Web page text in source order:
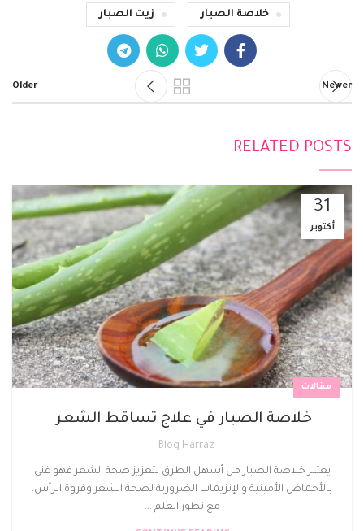
خلاصة الصبار زيت الصبار
Newer
Older
RELATED POSTS
31
أكتوبر
مقالات
خلاصة الصبار في علاج تساقط الشعر
Blog Harraz
يعتبر خلاصة الصبار من أسهل الطرق لتعزيز صحة الشعر فهو غني
بالأحماض الأمينية والإنزيمات الضرورية لصحة الشعر وفروة الرأس.
مع تطور العلم ...